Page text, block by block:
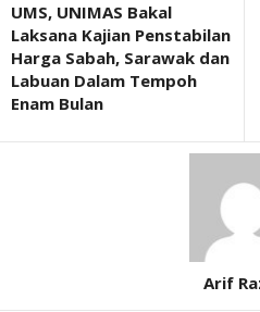
UMS, UNIMAS Bakal
Laksana Kajian Penstabilan
Harga Sabah, Sarawak dan
Labuan Dalam Tempoh
Enam Bulan
Arif